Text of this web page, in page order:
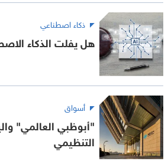
ذكاء اصطناعي
هل يفلت الذكاء
أسواق
"أبوظبي العالمي"
التنظيمي